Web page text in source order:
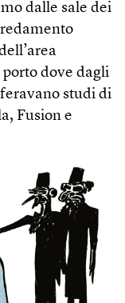
dalle sale dei
dove dagli
studi di
Fusion e